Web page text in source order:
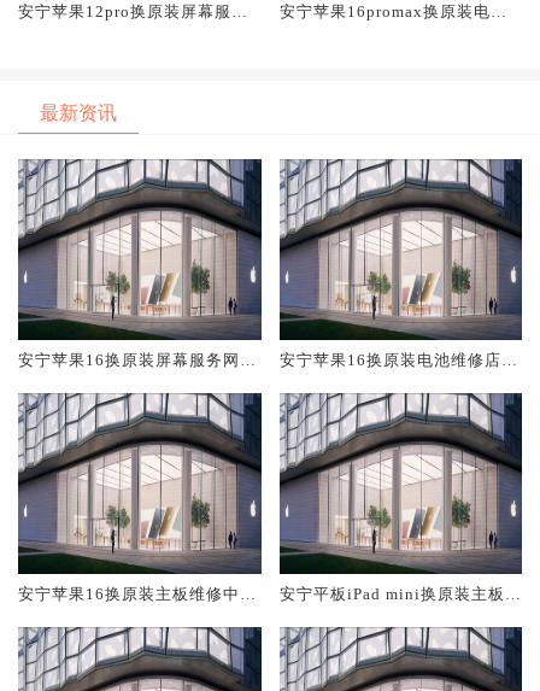
安宁苹果12pro换原装屏幕服务
安宁苹果16promax换原装电池
最新资讯
安宁苹果16换原装屏幕服务网点
安宁苹果16换原装电池维修店大
安宁苹果16换原装主板维修中心
安宁平板iPad mini换原装主板维